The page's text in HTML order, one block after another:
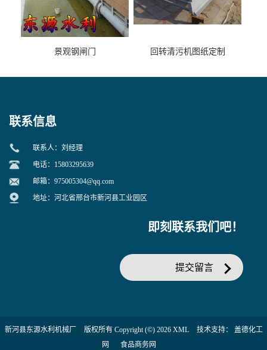
景观钢闸门 回转清污机图纸定制
联系信息
联系人：刘经理
电话：15803295639
邮箱： 975005304@qq.com
地址：河北省邢台市新河县工业园区
即刻联系我们吧！
提交留言
新河县东源水利机械厂 版权所有 Copyright (©) 2026 XML 技术支持： 盖德化工
网
食品商务网